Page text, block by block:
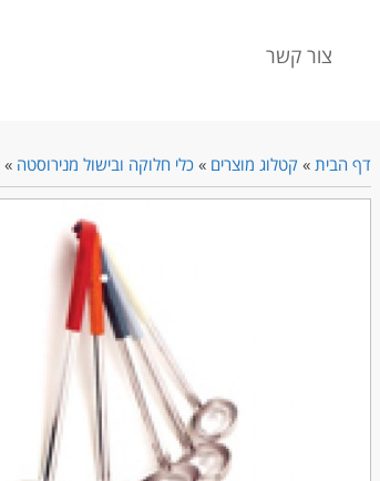
צור קשר
דף הבית » קטלוג מוצרים » כלי חלוקה ובישול מנירוסטה »